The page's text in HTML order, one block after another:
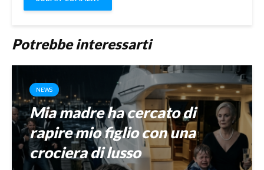
Potrebbe interessarti
NEWS
Mia madre ha cercato di
rapire mio figlio con una
crociera di lusso